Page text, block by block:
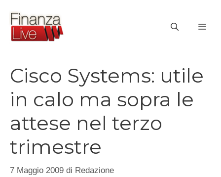
contenuto
Cisco Systems: utile
in calo ma sopra le
attese nel terzo
trimestre
7 Maggio 2009 di Redazione